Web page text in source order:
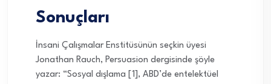
Sonuçları
İnsani Çalışmalar Enstitüsünün seçkin üyesi
Jonathan Rauch, Persuasion dergisinde şöyle
yazar: “Sosyal dışlama [1], ABD’de entelektüel